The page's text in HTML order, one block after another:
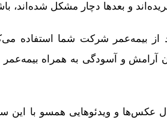
و بعدها دچار مشکل شده‌اند،
از بیمه‌عمر شرکت شما استفاده
آرامش و آسودگی به همراه
عکس‌ها و ویدئوهایی همسو با این